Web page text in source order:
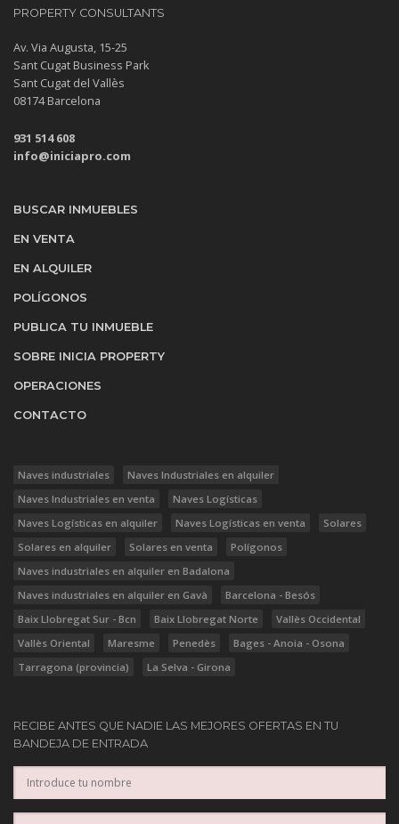
PROPERTY CONSULTANTS
Av. Via Augusta, 15-25
Sant Cugat Business Park
Sant Cugat del Vallès
08174 Barcelona
931 514 608
info@iniciapro.com
BUSCAR INMUEBLES
EN VENTA
EN ALQUILER
POLÍGONOS
PUBLICA TU INMUEBLE
SOBRE INICIA PROPERTY
OPERACIONES
CONTACTO
Naves industriales
Naves Industriales en alquiler
Naves Industriales en venta
Naves Logísticas
Naves Logísticas en alquiler
Naves Logísticas en venta
Solares
Solares en alquiler
Solares en venta
Polígonos
Naves industriales en alquiler en Badalona
Naves industriales en alquiler en Gavà
Barcelona - Besós
Baix Llobregat Sur - Bcn
Baix Llobregat Norte
Vallès Occidental
Vallès Oriental
Maresme Penedès
Bages - Anoia - Osona
Tarragona (provincia)
La Selva - Girona
RECIBE ANTES QUE NADIE LAS MEJORES OFERTAS EN TU
BANDEJA DE ENTRADA